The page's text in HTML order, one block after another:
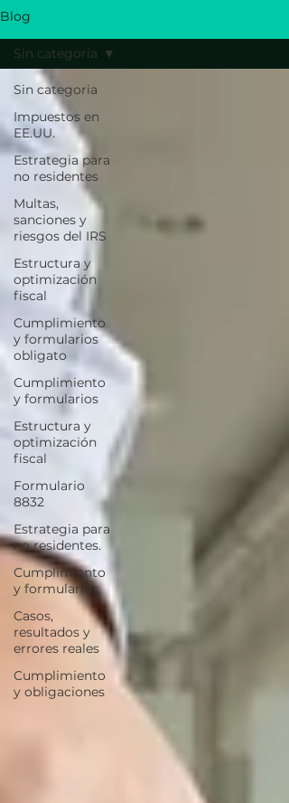
Blog
Sin categoria
Impuestos en
EE.UU.
Estrategia para
no residentes
Multas,
sanciones y
riesgos del IRS
Estructura y
optimización
fiscal
Cumplimiento
y formularios
obligato
Cumplimiento
y formularios
Estructura y
optimización
fiscal
Formulario
8832
Estrategia para
no residentes.
Cumplimiento
y formularios
Casos,
resultados y
errores reales
Cumplimiento
y obligaciones
Sin categoria